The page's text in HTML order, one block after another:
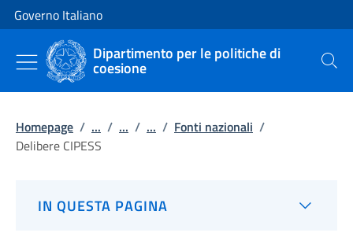
Vai al contenuto
Vai alla navigazione del sito
Governo Italiano
Dipartimento per le politiche di
coesione Cerca
Homepage / ... / ... / ... / Fonti nazionali /
Delibere CIPESS
IN QUESTA PAGINA